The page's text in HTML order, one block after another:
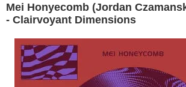
Mei Honyecomb (Jordan
- Clairvoyant Dimensions